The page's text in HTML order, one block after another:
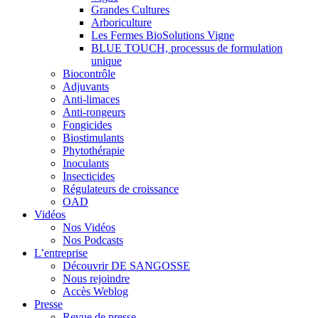
Grandes Cultures
Arboriculture
Les Fermes BioSolutions Vigne
BLUE TOUCH, processus de formulation
unique
Biocontrôle
Adjuvants
Anti-limaces
Anti-rongeurs
Fongicides
Biostimulants
Phytothérapie
Inoculants
Insecticides
Régulateurs de croissance
OAD
Vidéos
Nos Vidéos
Nos Podcasts
L’entreprise
Découvrir DE SANGOSSE
Nous rejoindre
Accès Weblog
Presse